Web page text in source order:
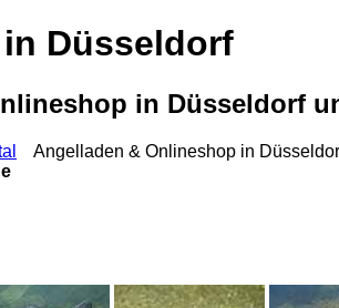
Düsseldorf
in Düsseldorf
Angelladen & Onlineshop in